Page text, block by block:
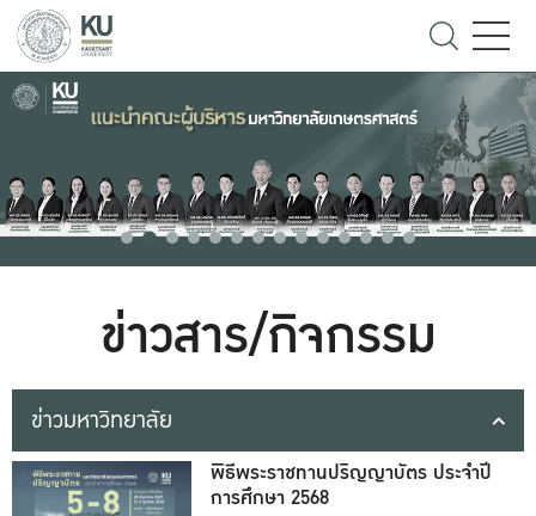
ข่าวสาร/กิจกรรม
ข่าวมหาวิทยาลัย
พิธีพระราชทานปริญญาบัตร ประจำปี
การศึกษา 2568